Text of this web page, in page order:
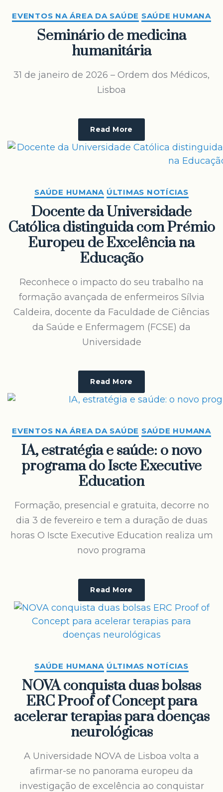
EVENTOS NA ÁREA DA SAÚDE SAÚDE HUMANA
Seminário de medicina
humanitária
31 de janeiro de 2026 – Ordem dos Médicos,
Lisboa
Read More
SAÚDE HUMANA ÚLTIMAS NOTÍCIAS
Docente da Universidade
Católica distinguida com Prémio
Europeu de Excelência na
Educação
Reconhece o impacto do seu trabalho na
formação avançada de enfermeiros Sílvia
Caldeira, docente da Faculdade de Ciências
da Saúde e Enfermagem (FCSE) da
Universidade
Read More
EVENTOS NA ÁREA DA SAÚDE SAÚDE HUMANA
IA, estratégia e saúde: o novo
programa do Iscte Executive
Education
Formação, presencial e gratuita, decorre no
dia 3 de fevereiro e tem a duração de duas
horas O Iscte Executive Education realiza um
novo programa
Read More
SAÚDE HUMANA ÚLTIMAS NOTÍCIAS
NOVA conquista duas bolsas
ERC Proof of Concept para
acelerar terapias para doenças
neurológicas
A Universidade NOVA de Lisboa volta a
afirmar-se no panorama europeu da
investigação de excelência ao conquistar